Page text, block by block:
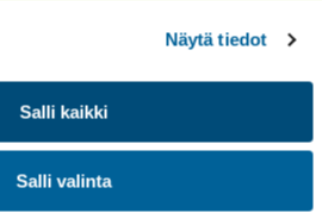
Näytä tiedot
Salli kaikki
Salli valinta
Seuraa meitä:
(Twitter)
LIITY JÄSENEKSI